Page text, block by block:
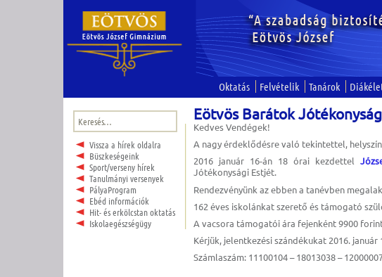
Oktatás Felvételik Tanárok
Keresés:
Vissza a hírek oldalra
Büszkeségeink
Sport/verseny hírek
Tanulmányi versenyek
PályaProgram
Ebéd információk
Hit- és erkölcstan oktatás
Iskolaegészségügy
Eötvös Barátok
Kedves Vendégek!
A nagy érdeklődésre való tekintettel,
2016 január 16-án 18 órai kezdettel
Jótékonysági Estjét.
Rendezvényünk az ebben a tanévben
162 éves iskolánkat szerető és támogató
A vacsora támogatói ára fejenként 9900
Kérjük, jelentkezési szándékukat 2016.
Számlaszám: 11100104 – 18013038 –